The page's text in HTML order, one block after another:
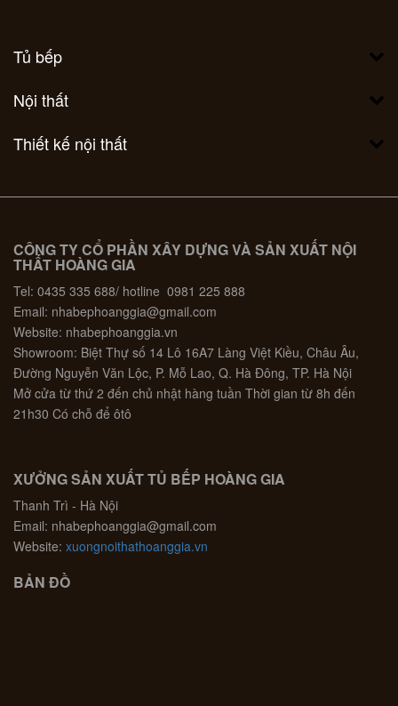
Tủ bếp
Nội thất
Thiết kế nội thất
CÔNG TY CỔ PHẦN XÂY DỰNG VÀ SẢN XUẤT NỘI
THẤT HOÀNG GIA
Tel: 0435 335 688/ hotline 0981 225 888
Email: nhabephoanggia@gmail.com
Website: nhabephoanggia.vn
Showroom: Biệt Thự số 14 Lô 16A7 Làng Việt Kiều, Châu Âu,
Đường Nguyễn Văn Lộc, P. Mỗ Lao, Q. Hà Đông, TP. Hà Nội
Mở cửa từ thứ 2 đến chủ nhật hàng tuần Thời gian từ 8h đến
21h30 Có chỗ để ôtô
XƯỞNG SẢN XUẤT TỦ BẾP HOÀNG GIA
Thanh Trì - Hà Nội
Email: nhabephoanggia@gmail.com
Website: xuongnoithathoanggia.vn
BẢN ĐỒ